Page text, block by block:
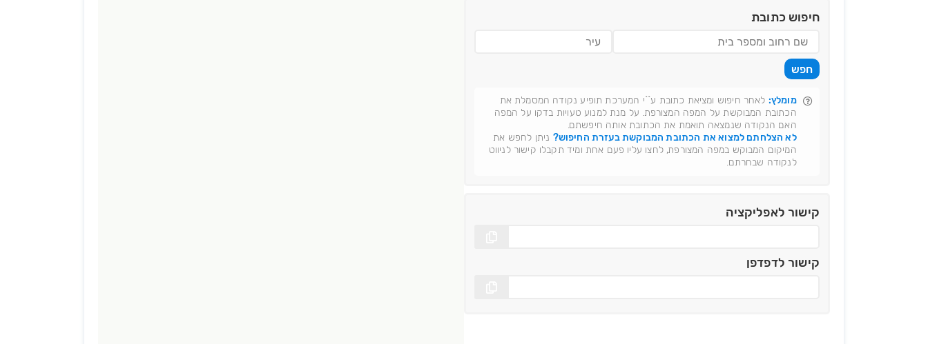
חיפוש כתובת
מומלץ: לאחר חיפוש ומציאת כתובת ע``י המערכת תופיע נקודה המסמלת את
הכתובת המבוקשת על המפה המצורפת. על מנת למנוע טעויות בדקו על המפה
האם הנקודה שנמצאה תואמת את הכתובת אותה חיפשתם.
לא הצלחתם למצוא את הכתובת המבוקשת בעזרת החיפוש? ניתן לחפש את
המיקום המבוקש במפה המצורפת, לחצו עליו פעם אחת ומיד תקבלו קישור לניווט
לנקודה שבחרתם.
קישור לאפליקציה
קישור לדפדפן